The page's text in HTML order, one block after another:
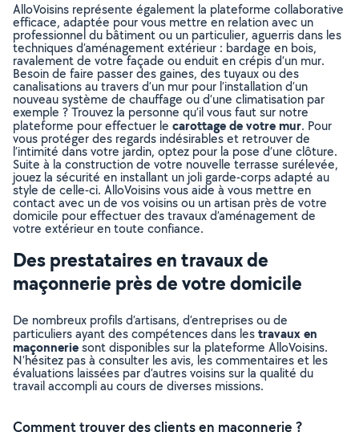
AlloVoisins représente également la plateforme collaborative
efficace, adaptée pour vous mettre en relation avec un
professionnel du bâtiment ou un particulier, aguerris dans les
techniques d’aménagement extérieur : bardage en bois,
ravalement de votre façade ou enduit en crépis d’un mur.
Besoin de faire passer des gaines, des tuyaux ou des
canalisations au travers d’un mur pour l’installation d’un
nouveau système de chauffage ou d’une climatisation par
exemple ? Trouvez la personne qu’il vous faut sur notre
plateforme pour effectuer le carottage de votre mur. Pour
vous protéger des regards indésirables et retrouver de
l’intimité dans votre jardin, optez pour la pose d’une clôture.
Suite à la construction de votre nouvelle terrasse surélevée,
jouez la sécurité en installant un joli garde-corps adapté au
style de celle-ci. AlloVoisins vous aide à vous mettre en
contact avec un de vos voisins ou un artisan près de votre
domicile pour effectuer des travaux d’aménagement de
votre extérieur en toute confiance.
Des prestataires en travaux de
maçonnerie près de votre domicile
De nombreux profils d’artisans, d’entreprises ou de
particuliers ayant des compétences dans lestravaux en
maçonneriesont disponibles sur la plateforme AlloVoisins.
N’hésitez pas à consulter les avis, les commentaires et les
évaluations laissées par d’autres voisins sur la qualité du
travail accompli au cours de diverses missions.
Comment trouver des clients en maçonnerie ?